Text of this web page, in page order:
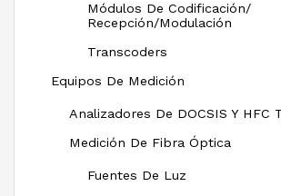
Módulos De Codificación/
Recepción/Modulación
Transcoders
Equipos De Medición
Analizadores De DOCSIS Y HFC
Medición De Fibra Óptica
Fuentes De Luz